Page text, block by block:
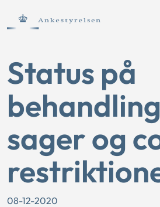
Status på
sager og
08-12-2020